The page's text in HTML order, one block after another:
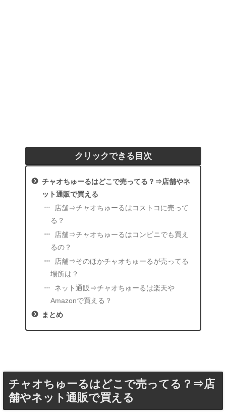
クリックできる目次
チャオちゅーるはどこで売ってる？⇒店舗やネ
ット通販で買える
店舗⇒チャオちゅーるはコストコに売って
る？
店舗⇒チャオちゅーるはコンビニでも買え
るの？
店舗⇒そのほかチャオちゅーるが売ってる
場所は？
ネット通販⇒チャオちゅーるは楽天や
Amazonで買える？
まとめ
チャオちゅーるはどこで売ってる？⇒店
舗やネット通販で買える